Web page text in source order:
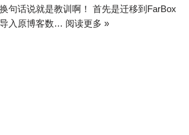
句话说就是教训啊！ 首先是迁移到FarBox
入原博客数… 阅读更多 »